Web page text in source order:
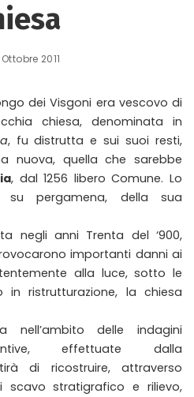
2011
dei Visgoni era vescovo di
chiesa, denominata in
, fu distrutta e sui suoi resti,
nuova, quella che sarebbe
, dal 1256 libero Comune. Lo
su pergamena, della sua
negli anni Trenta del ‘900,
importanti danni ai
alla luce, sotto le
in ristrutturazione, la chiesa
nell’ambito delle indagini
effettuate dalla
di ricostruire, attraverso
scavo stratigrafico e rilievo,